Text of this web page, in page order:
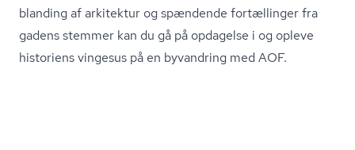
blanding af arkitektur og spændende fortællinger fra
gadens stemmer kan du gå på opdagelse i og opleve
historiens vingesus på en byvandring med AOF.